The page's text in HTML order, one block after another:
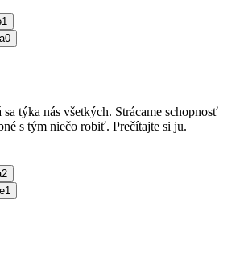
1
0
týka nás všetkých. Strácame schopnosť
s tým niečo robiť. Prečítajte si ju.
2
1